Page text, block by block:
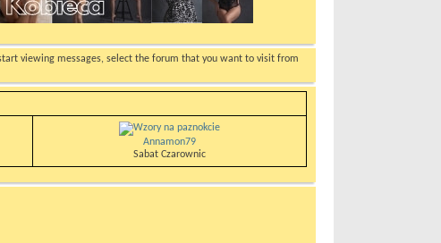
viewing messages, select the forum that you want to visit from
Annamon79
Sabat Czarownic